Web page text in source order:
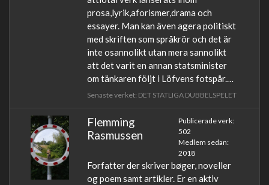
prosa,lyrik,aforismer,drama och
essayer. Man kan även agera politiskt
med skriften som språkrör och det är
inte osannolikt utan mera sannolikt
att det varit en annan statsminister
om tänkaren följt i Löfvens fotspår.…
Senaste verket: DET STATLIGA DUBBELSPELET
Flemming
Rasmussen
Publicerade verk:
502
Medlem sedan:
2018
Forfatter der skriver bøger, noveller
og poem samt artikler. Er en aktiv